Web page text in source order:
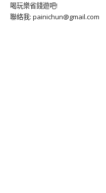
喝玩樂省錢遊吧!
聯絡我: painichun@gmail.com